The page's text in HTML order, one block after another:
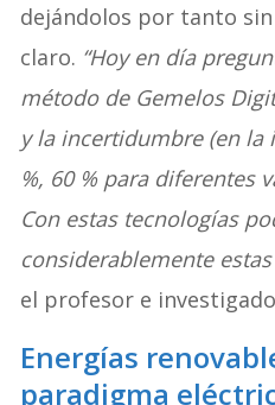
dejándolos por tanto
claro. “Hoy en día
método de Gemelos
y la incertidumbre (en la
%, 60 % para diferentes
Con estas tecnologías
considerablemente
el profesor e
Energías
paradigma